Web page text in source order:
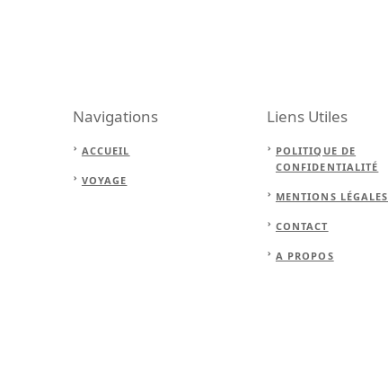
Navigations
ACCUEIL
VOYAGE
Liens Utiles
POLITIQUE DE
CONFIDENTIALITÉ
MENTIONS LÉGALES
CONTACT
A PROPOS